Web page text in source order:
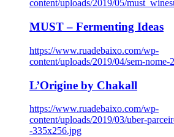
content/uploads/2019/05/
MUST – Fermenting Ideas
https://www.ruadebaixo.com/wp-
content/uploads/2019/04/sem-
L’Origine by Chakall
https://www.ruadebaixo.com/wp-
content/uploads/2019/03/uber-
-335x256.jpg